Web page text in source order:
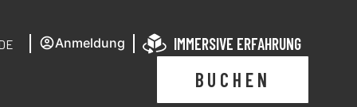
Anmeldung IMMERSIVE ERFAHRUNG
BUCHEN